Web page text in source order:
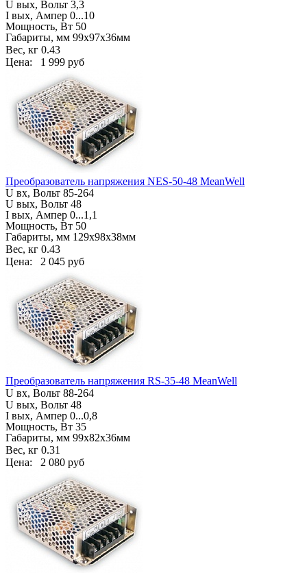
U вых, Вольт 3,3
I вых, Ампер 0...10
Мощность, Вт 50
Габариты, мм 99х97х36мм
Вес, кг 0.43
Цена: 1 999 руб
Преобразователь напряжения NES-50-48 MeanWell
U вх, Вольт 85-264
U вых, Вольт 48
I вых, Ампер 0...1,1
Мощность, Вт 50
Габариты, мм 129х98х38мм
Вес, кг 0.43
Цена: 2 045 руб
Преобразователь напряжения RS-35-48 MeanWell
U вх, Вольт 88-264
U вых, Вольт 48
I вых, Ампер 0...0,8
Мощность, Вт 35
Габариты, мм 99х82х36мм
Вес, кг 0.31
Цена: 2 080 руб